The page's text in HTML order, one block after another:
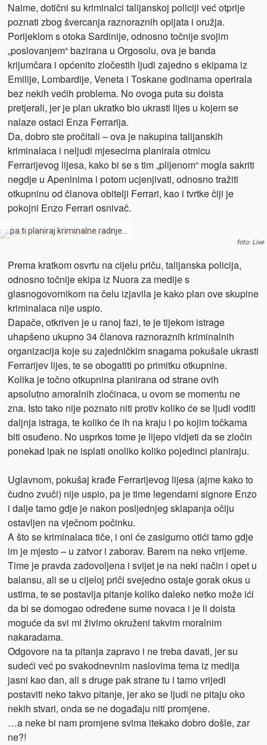
Naime, dotični su kriminalci talijanskoj policiji već otprije
poznati zbog švercanja raznoraznih opijata i oružja.
Porijeklom s otoka Sardinije, odnosno točnije svojim
„poslovanjem“ bazirana u Orgosolu, ova je banda
krijumčara i općenito zločestih ljudi zajedno s ekipama iz
Emilije, Lombardije, Veneta i Toskane godinama operirala
bez nekih većih problema. No ovoga puta su doista
pretjerali, jer je plan ukratko bio ukrasti lijes u kojem se
nalaze ostaci Enza Ferrarija.
Da, dobro ste pročitali – ova je nakupina talijanskih
kriminalaca i neljudi mjesecima planirala otmicu
Ferrarijevog lijesa, kako bi se s tim „plijenom“ mogla sakriti
negdje u Apeninima i potom ucjenjivati, odnosno tražiti
otkupninu od članova obitelji Ferrari, kao i tvrtke čiji je
pokojni Enzo Ferrari osnivač.
…pa ti planiraj kriminalne radnje…
foto: Live
Prema kratkom osvrtu na cijelu priču, talijanska policija,
odnosno točnije ekipa iz Nuora za medije s
glasnogovornikom na čelu izjavila je kako plan ove skupine
kriminalaca nije uspio.
Dapače, otkriven je u ranoj fazi, te je tijekom istrage
uhapšeno ukupno 34 članova raznoraznih kriminalnih
organizacija koje su zajedničkim snagama pokušale ukrasti
Ferrarijev lijes, te se obogatiti po primitku otkupnine.
Kolika je točno otkupnina planirana od strane ovih
apsolutno amoralnih zločinaca, u ovom se momentu ne
zna. Isto tako nije poznato niti protiv koliko će se ljudi voditi
daljnja istraga, te koliko će ih na kraju i po kojim točkama
biti osuđeno. No usprkos tome je lijepo vidjeti da se zločin
ponekad ipak ne isplati onoliko koliko pojedinci planiraju.
Uglavnom, pokušaj krađe Ferrarijevog lijesa (ajme kako to
čudno zvuči) nije uspio, pa je time legendarni signore Enzo
i dalje tamo gdje je nakon posljednjeg sklapanja očiju
ostavljen na vječnom počinku.
A što se kriminalaca tiče, i oni će zasigurno otići tamo gdje
im je mjesto – u zatvor i zaborav. Barem na neko vrijeme.
Time je pravda zadovoljena i svijet je na neki način i opet u
balansu, ali se u cijeloj priči svejedno ostaje gorak okus u
ustima, te se postavlja pitanje koliko daleko netko može ići
da bi se domogao određene sume novaca i je li doista
moguće da svi mi živimo okruženi takvim moralnim
nakaradama.
Odgovore na ta pitanja zapravo i ne treba davati, jer su
sudeći već po svakodnevnim naslovima tema iz medija
jasni kao dan, ali s druge pak strane tu i tamo vrijedi
postaviti neko takvo pitanje, jer ako se ljudi ne pitaju oko
nekih stvari, onda se ne događaju niti promjene.
…a neke bi nam promjene svima itekako dobro došle, zar
ne?!